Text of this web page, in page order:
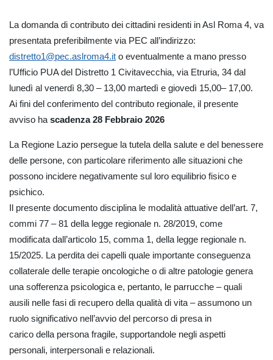
La domanda di contributo dei cittadini residenti in Asl Roma 4, va
presentata preferibilmente via PEC all’indirizzo:
distretto1@pec.aslroma4.it o eventualmente a mano presso
l’Ufficio PUA del Distretto 1 Civitavecchia, via Etruria, 34 dal
lunedì al venerdì 8,30 – 13,00 martedì e giovedì 15,00– 17,00.
Ai fini del conferimento del contributo regionale, il presente
avviso ha scadenza 28 Febbraio 2026
La Regione Lazio persegue la tutela della salute e del benessere
delle persone, con particolare riferimento alle situazioni che
possono incidere negativamente sul loro equilibrio fisico e
psichico.
Il presente documento disciplina le modalità attuative dell’art. 7,
commi 77 – 81 della legge regionale n. 28/2019, come
modificata dall’articolo 15, comma 1, della legge regionale n.
15/2025. La perdita dei capelli quale importante conseguenza
collaterale delle terapie oncologiche o di altre patologie genera
una sofferenza psicologica e, pertanto, le parrucche – quali
ausili nelle fasi di recupero della qualità di vita – assumono un
ruolo significativo nell’avvio del percorso di presa in
carico della persona fragile, supportandole negli aspetti
personali, interpersonali e relazionali.